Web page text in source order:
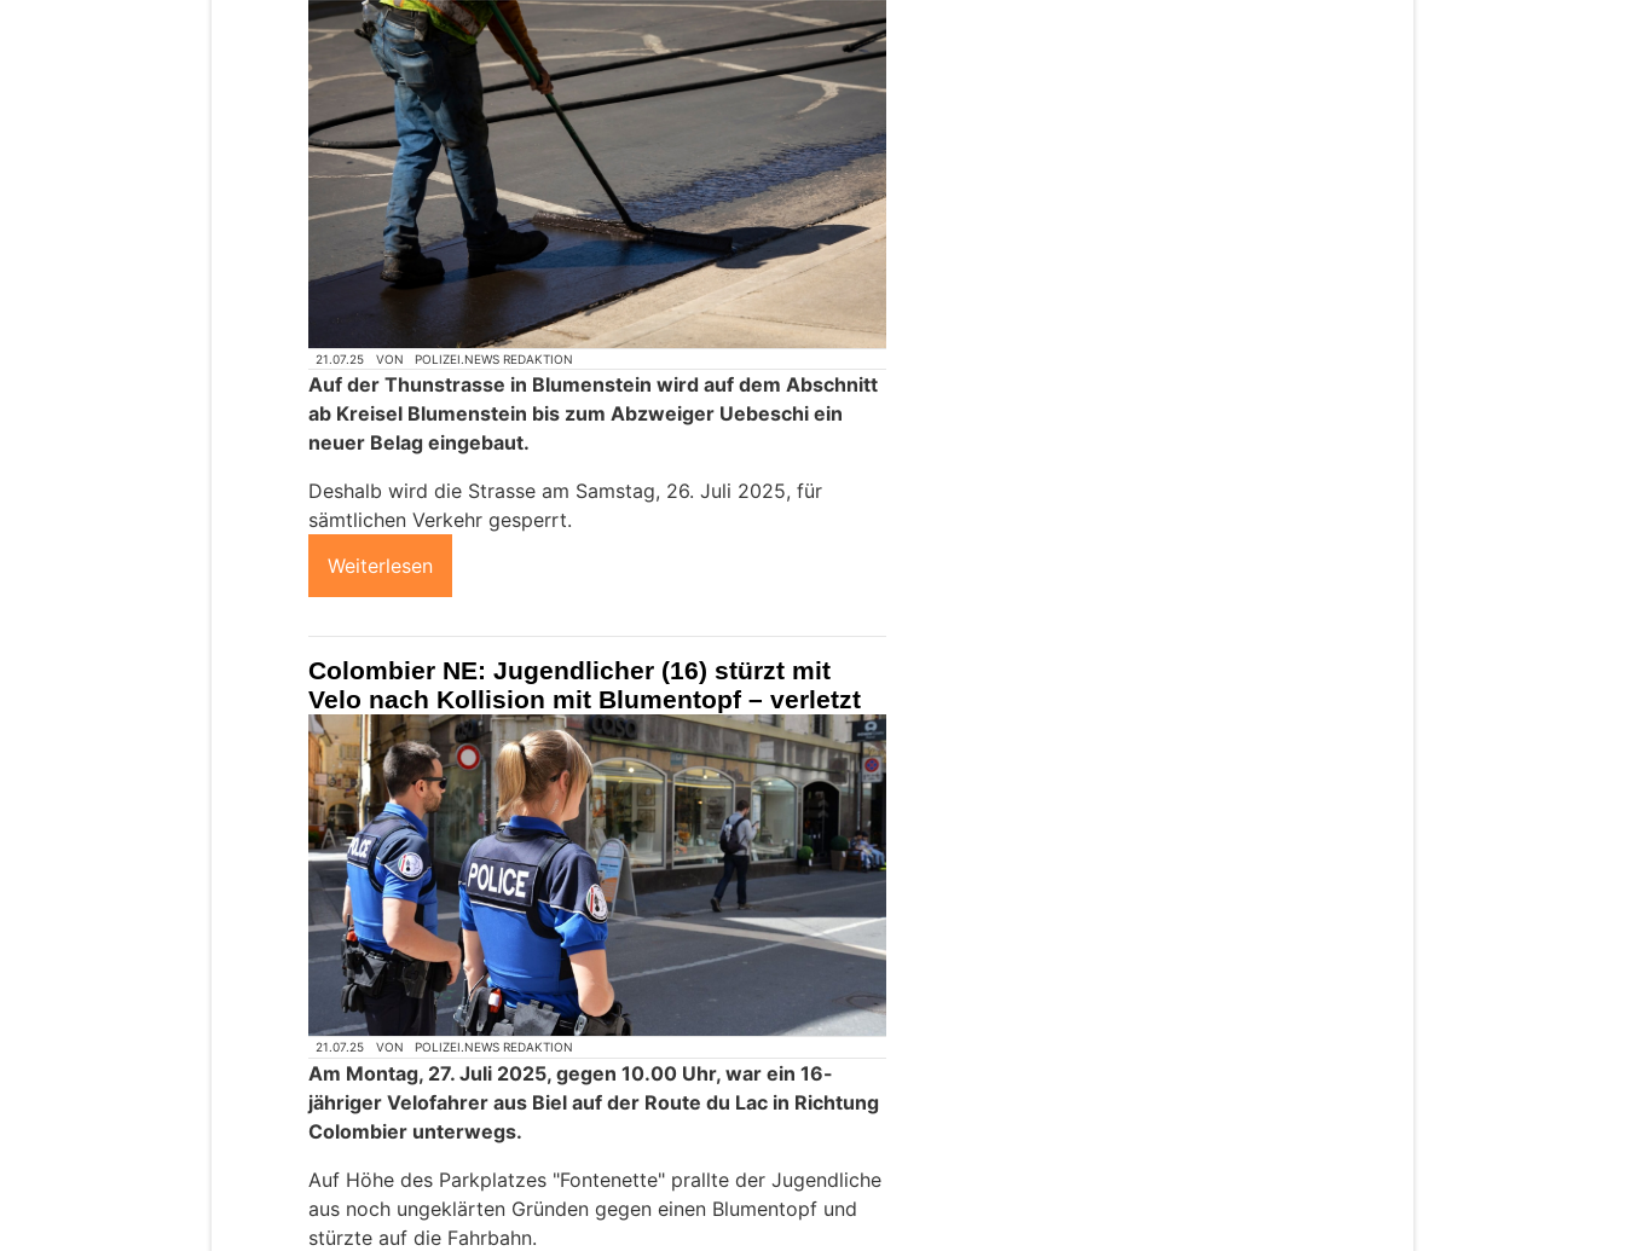
21.07.25 VON POLIZEI.NEWS REDAKTION
Auf der Thunstrasse in Blumenstein wird auf dem Abschnitt
ab Kreisel Blumenstein bis zum Abzweiger Uebeschi ein
neuer Belag eingebaut.
Deshalb wird die Strasse am Samstag, 26. Juli 2025, für
sämtlichen Verkehr gesperrt.
Weiterlesen
Colombier NE: Jugendlicher (16) stürzt mit
Velo nach Kollision mit Blumentopf – verletzt
21.07.25 VON POLIZEI.NEWS REDAKTION
Am Montag, 27. Juli 2025, gegen 10.00 Uhr, war ein 16-
jähriger Velofahrer aus Biel auf der Route du Lac in Richtung
Colombier unterwegs.
Auf Höhe des Parkplatzes "Fontenette" prallte der Jugendliche
aus noch ungeklärten Gründen gegen einen Blumentopf und
stürzte auf die Fahrbahn.